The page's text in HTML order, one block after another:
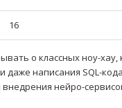
16
о классных ноу-
даже написания SQL-
нейро-